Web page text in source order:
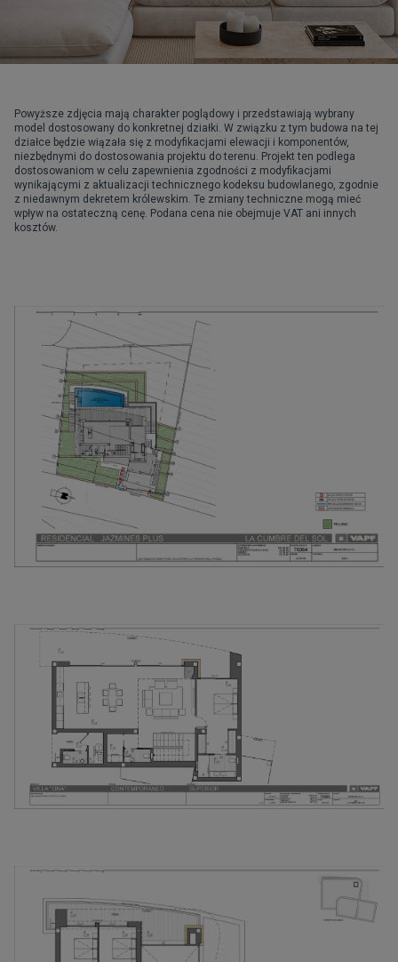
Powyższe zdjęcia mają charakter poglądowy i przedstawiają wybrany
model dostosowany do konkretnej działki. W związku z tym budowa na tej
działce będzie wiązała się z modyfikacjami elewacji i komponentów,
niezbędnymi do dostosowania projektu do terenu. Projekt ten podlega
dostosowaniom w celu zapewnienia zgodności z modyfikacjami
wynikającymi z aktualizacji technicznego kodeksu budowlanego, zgodnie
z niedawnym dekretem królewskim. Te zmiany techniczne mogą mieć
wpływ na ostateczną cenę. Podana cena nie obejmuje VAT ani innych
kosztów.